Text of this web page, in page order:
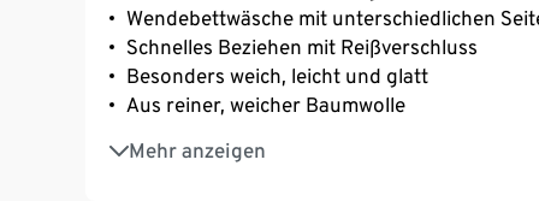
Wendebettwäsche mit unterschiedlichen
Schnelles Beziehen mit Reißverschluss
Besonders weich, leicht und glatt
Aus reiner, weicher Baumwolle
Mehr anzeigen
Strapazierfähig durch dicht gewebte Fasern
Temperaturausgleichend und saugfähig